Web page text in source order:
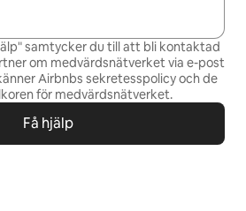
samtycker du till att bli kontaktad
om medvärdsnätverket via e-post
Airbnbs sekretesspolicy och de
för medvärdsnätverket.
Få hjälp